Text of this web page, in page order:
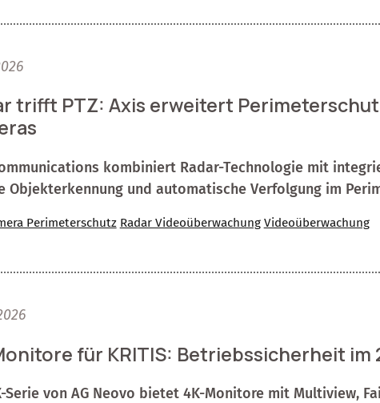
trifft PTZ: Axis erweitert
kombiniert Radar-Technologie mit
Objekterkennung und automatische Verfolgung im
Perimeterschutz Radar Videoüberwachung Videoüberwachung
für KRITIS: Betriebssicherheit im
Serie von AG Neovo bietet 4K-Monitore mit Multiview,